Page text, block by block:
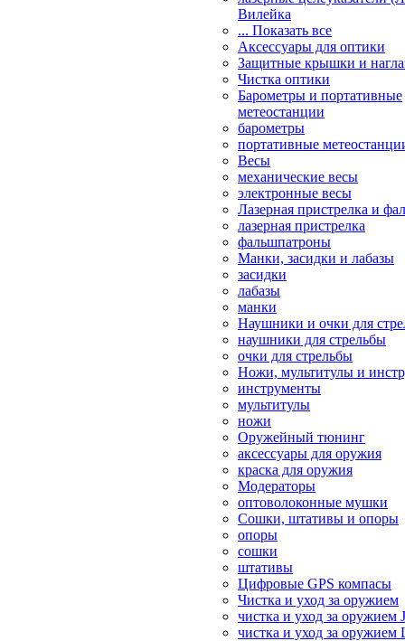
Вилейка
... Показать все
Аксессуары для оптики
Защитные крышки и
Чистка оптики
Барометры и портативные
метеостанции
барометры
портативные
Весы
механические весы
электронные весы
Лазерная пристрелка и
лазерная пристрелка
фальшпатроны
Манки, засидки и лабазы
засидки
лабазы
манки
Наушники и очки для
наушники для стрельбы
очки для стрельбы
Ножи, мультитулы и
инструменты
мультитулы
ножи
Оружейный тюнинг
аксессуары для оружия
краска для оружия
Модераторы
оптоволоконные мушки
Сошки, штативы и опоры
опоры
сошки
штативы
Цифровые GPS компасы
Чистка и уход за оружием
чистка и уход за оружием
чистка и уход за оружием